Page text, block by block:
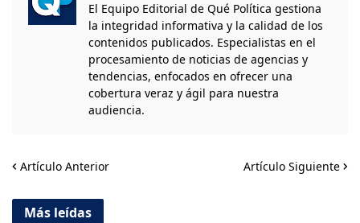
El Equipo Editorial de Qué Política gestiona
la integridad informativa y la calidad de los
contenidos publicados. Especialistas en el
procesamiento de noticias de agencias y
tendencias, enfocados en ofrecer una
cobertura veraz y ágil para nuestra
audiencia.
Artículo Anterior Artículo Siguiente
Más leídas